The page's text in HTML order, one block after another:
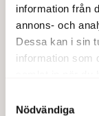
information från
annons- och
Dessa kan i sin
information som
Nödvändiga
Forskning
av
minskning av